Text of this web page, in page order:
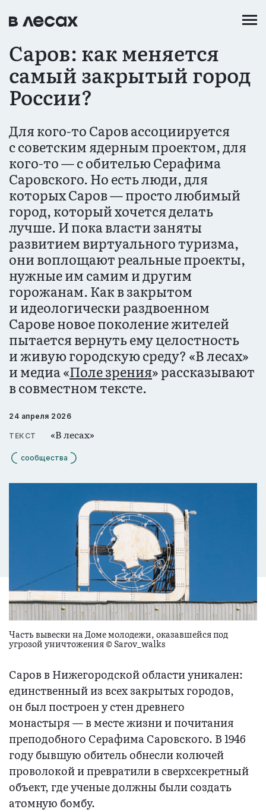
содержанию
Саров: как меняется
самый закрытый город
России?
Для кого-то Саров ассоциируется
с советским ядерным проектом, для
кого-то — с обителью Серафима
Саровского. Но есть люди, для
которых Саров — просто любимый
город, который хочется делать
лучше. И пока власти заняты
развитием виртуального туризма,
они воплощают реальные проекты,
нужные им самим и другим
горожанам. Как в закрытом
и идеологически раздвоенном
Сарове новое поколение жителей
пытается вернуть ему целостность
и живую городскую среду? «В лесах»
и медиа «Поле зрения» рассказывают
в совместном тексте.
24 апреля 2026
ТЕКСТ «В лесах»
сообщества
Часть вывески на Доме молодежи, оказавшейся под
угрозой уничтожения © Sarov_walks
Саров в Нижегородской области уникален:
единственный из всех закрытых городов,
он был построен у стен древнего
монастыря — в месте жизни и почитания
преподобного Серафима Саровского. В 1946
году бывшую обитель обнесли колючей
проволокой и превратили в сверхсекретный
объект, где ученые должны были создать
атомную бомбу.